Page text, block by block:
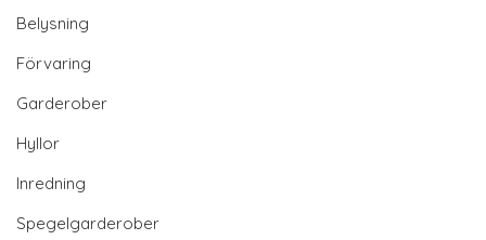
Belysning
Förvaring
Garderober
Hyllor
Inredning
Spegelgarderober